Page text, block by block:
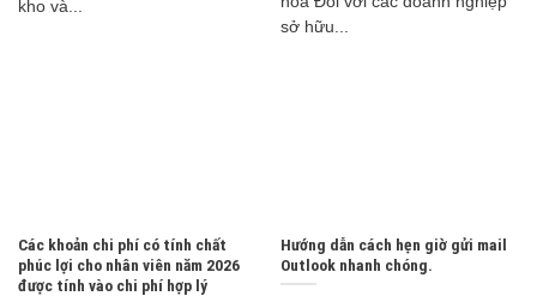
kho và...
sở hữu...
Các khoản chi phí có tính chất
phúc lợi cho nhân viên năm 2026
được tính vào chi phí hợp lý
Hướng dẫn cách hẹn giờ gửi mail
Outlook nhanh chóng.